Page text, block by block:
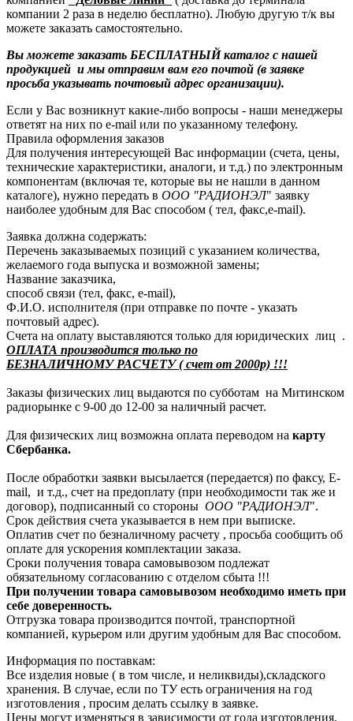
компании 2 раза в неделю бесплатно). Любую другую т/к вы
можете заказать самостоятельно.
Вы можете заказать БЕСПЛАТНЫЙ каталог с нашей
продукцией и мы отправим вам его почтой (в заявке
просьба указывать почтовый адрес организации).
Если у Вас возникнут какие-либо вопросы - наши менеджеры
ответят на них по e-mail или по указанному телефону.
Правила оформления заказов
Для получения интересующей Вас информации (счета, цены,
технические характеристики, аналоги, и т.д.) по электронным
компонентам (включая те, которые вы не нашли в данном
каталоге), нужно передать в ООО "РАДИОНЭЛ" заявку
наиболее удобным для Вас способом ( тел, факс,e-mail).
Заявка должна содержать:
Перечень заказываемых позиций с указанием количества,
желаемого года выпуска и возможной замены;
Название заказчика,
способ связи (тел, факс, e-mail),
Ф.И.О. исполнителя (при отправке по почте - указать
почтовый адрес).
Счета на оплату выставляются только для юридических лиц .
ОПЛАТА производится только по
БЕЗНАЛИЧНОМУ РАСЧЕТУ ( счет от 2000р) !!!
Заказы физических лиц выдаются по субботам на Митинском
радиорынке с 9-00 до 12-00 за наличный расчет.
Для физических лиц возможна оплата переводом на карту
Сбербанка.
После обработки заявки высылается (передается) по факсу, E-
mail, и т.д., счет на предоплату (при необходимости так же и
договор), подписанный со стороны ООО "РАДИОНЭЛ".
Срок действия счета указывается в нем при выписке.
Оплатив счет по безналичному расчету , просьба сообщить об
оплате для ускорения комплектации заказа.
Сроки получения товара самовывозом подлежат
обязательному согласованию с отделом сбыта !!!
При получении товара самовывозом необходимо иметь при
себе доверенность.
Отгрузка товара производится почтой, транспортной
компанией, курьером или другим удобным для Вас способом.
Информация по поставкам:
Все изделия новые ( в том числе, и неликвиды),складского
хранения. В случае, если по ТУ есть ограничения на год
изготовления , просим делать ссылку в заявке.
Цены могут изменяться в зависимости от года изготовления,